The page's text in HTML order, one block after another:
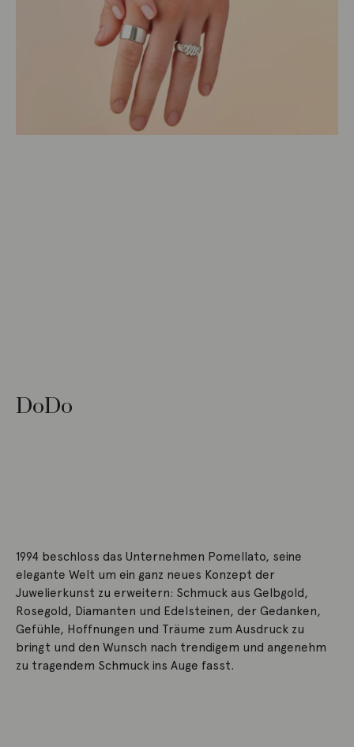
DoDo
1994 beschloss das Unternehmen Pomellato, seine
elegante Welt um ein ganz neues Konzept der
Juwelierkunst zu erweitern: Schmuck aus Gelbgold,
Rosegold, Diamanten und Edelsteinen, der Gedanken,
Gefühle, Hoffnungen und Träume zum Ausdruck zu
bringt und den Wunsch nach trendigem und angenehm
zu tragendem Schmuck ins Auge fasst.